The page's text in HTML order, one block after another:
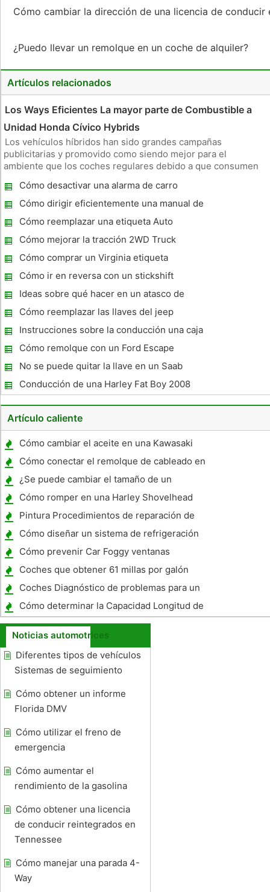
Cómo cambiar la dirección de una licencia de
¿Puedo llevar un remolque en un coche de alquiler?
Artículos relacionados
Los Ways Eficientes La mayor parte de Combustible a
Unidad Honda Cívico Hybrids
Los vehículos híbridos han sido grandes campañas
publicitarias y promovido como siendo mejor para el
ambiente que los coches regulares debido a que consumen
rendimiento. Sin embargo, algunos los propietarios de
automóviles híbridas están decepcio
Cómo desactivar una alarma de carro
Cómo dirigir eficientemente una manual de
cinco velocidades
Cómo reemplazar una etiqueta Auto
Perdido en Florida
Cómo mejorar la tracción 2WD Truck
Cómo comprar un Virginia etiqueta
inteligente
Cómo ir en reversa con un stickshift
Ideas sobre qué hacer en un atasco de
tráfico se producen un poco predecible en
las principales áreas metropolitanas
Cómo reemplazar las llaves del jeep
Instrucciones sobre la conducción una caja
de cambios
Cómo remolque con un Ford Escape
No se puede quitar la llave en un Saab
Conducción de una Harley Fat Boy 2008
Artículo caliente
Cómo cambiar el aceite en una Kawasaki
550 1983
Cómo conectar el remolque de cableado en
mi 2006 Durango
¿Se puede cambiar el tamaño de un
neumático de coche?
Cómo romper en una Harley Shovelhead
Motor
Pintura Procedimientos de reparación de
automóviles arañazos
Cómo diseñar un sistema de refrigeración
para un remolque
Cómo prevenir Car Foggy ventanas
Coches que obtener 61 millas por galón
Coches Diagnóstico de problemas para un
Saturn
Cómo determinar la Capacidad Longitud de
un Barco Remolque
Noticias automotrices
Diferentes tipos de vehículos
Sistemas de seguimiento
Cómo obtener un informe
Florida DMV
Cómo utilizar el freno de
emergencia
Cómo aumentar el
rendimiento de la gasolina
Cómo obtener una licencia
de conducir reintegrados en
Tennessee
Cómo manejar una parada 4-
Way